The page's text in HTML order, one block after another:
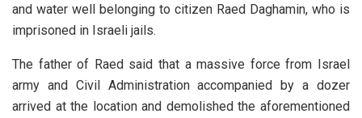
and water well belonging to citizen Raed Daghamin, who is
imprisoned in Israeli jails.
The father of Raed said that a massive force from Israel
army and Civil Administration accompanied by a dozer
arrived at the location and demolished the aforementioned